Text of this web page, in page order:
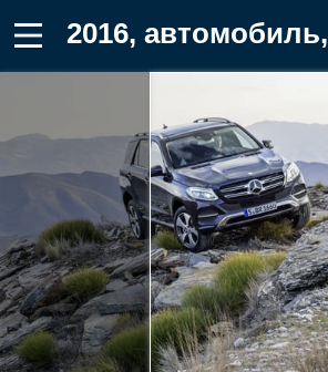
2016, автомобиль, Mercedes-Benz, горы Фон для телефона